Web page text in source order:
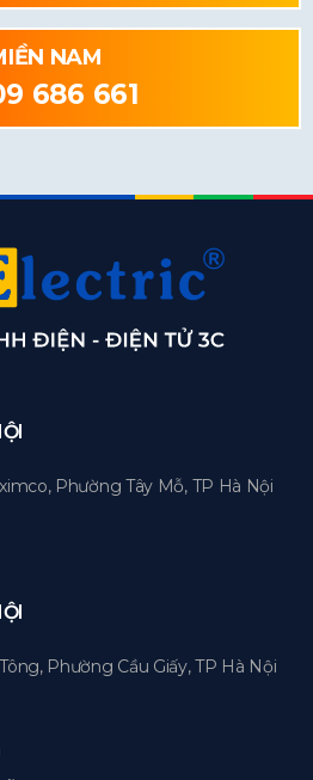
NAM
686 661
Phường Tây Mỗ, TP Hà Nội
Phường Cầu Giấy, TP Hà Nội